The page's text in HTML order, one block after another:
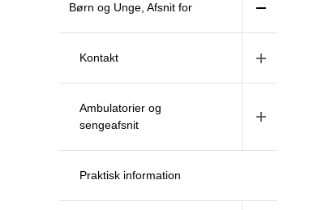
Børn og Unge, Afsnit for
Kontakt
Ambulatorier og
sengeafsnit
Praktisk information